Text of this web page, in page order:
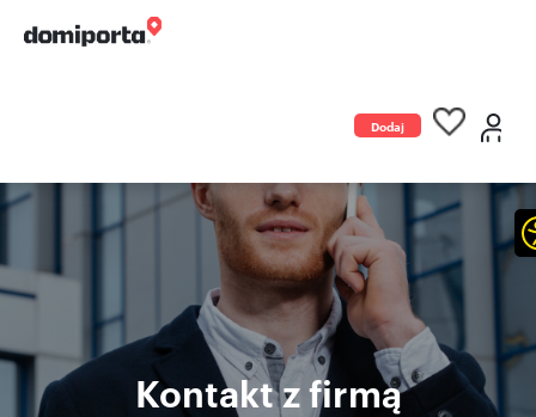
Dodaj
Kontakt z firmą